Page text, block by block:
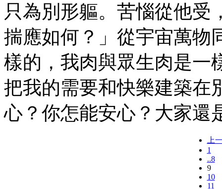
只為別形軀。苦惱從他受
揣應如何？」從宇宙萬物
樣的，我肉與眾生肉是一
把我的需要和快樂建築在
心？你怎能安心？大家還
上
1
..8
9
10
11